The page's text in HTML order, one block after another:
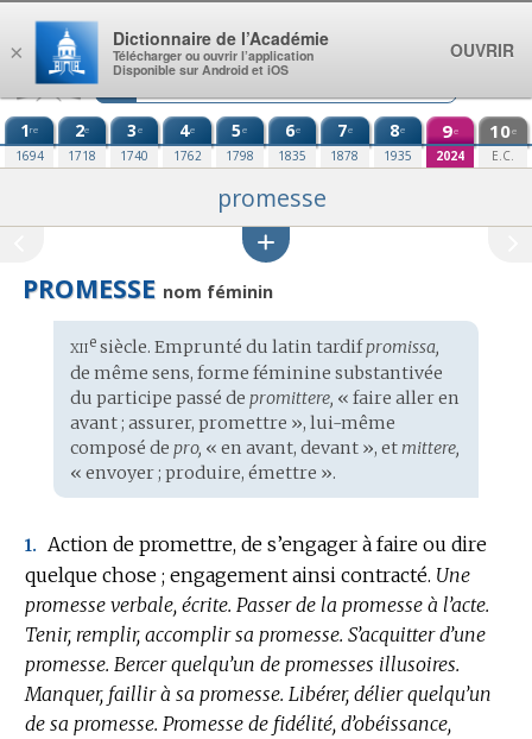
Aller au contenu
1re
1694
2e
1718
3e
1740
4e
1762
5e
1798
6e
1835
7e
1878
8e
1935
9e
2024
10e
E.C.
promesse
PROMESSE nom féminin
Étymologie
:
xiiesiècle. Emprunté du latin tardifpromissa,
de même sens, forme féminine substantivée
du participe passé de promittere, « faire aller en
avant ; assurer, promettre », lui-même
composé de pro, « en avant, devant », etmittere,
« envoyer ; produire, émettre ».
1.
Action de promettre, de s’engager à faire ou dire
quelque chose ; engagement ainsi contracté. Une
promesse verbale, écrite. Passer de la promesse à l’acte.
Tenir, remplir, accomplir sa promesse. S’acquitter d’une
promesse. Bercer quelqu’un de promesses illusoires.
Manquer, faillir à sa promesse. Libérer, délier quelqu’un
de sa promesse. Promesse de fidélité, d’obéissance,
×
Dictionnaire de l’Académie
Télécharger ou ouvrir l’application
Disponible sur Android et iOS
OUVRIR